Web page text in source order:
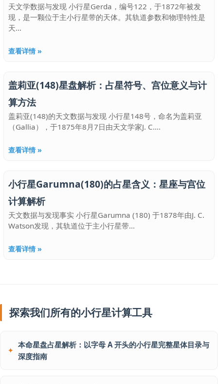
天文学数据与发现 小行星Gerda，编号122，于1872年被发
现，是一颗位于主小行星带的天体。其轨道参数和物理特性是
天...
查看详情 »
盖莉亚(148)星盘解析：占星符号、宫位意义与计
算方法
盖莉亚(148)的天文数据与发现 小行星148号，命名为盖莉亚
（Gallia），于1875年8月7日由天文学家J. C....
查看详情 »
小行星Garumna(180)的占星含义：星座与宫位
计算解析
天文数据与发现事实 小行星Garumna (180) 于1878年由J. C.
Watson发现，其轨道位于主小行星带...
查看详情 »
探索我们所有的小行星计算工具
本命星盘占星解析：以字母 A 开头的小行星完整星体目录与
深度指南